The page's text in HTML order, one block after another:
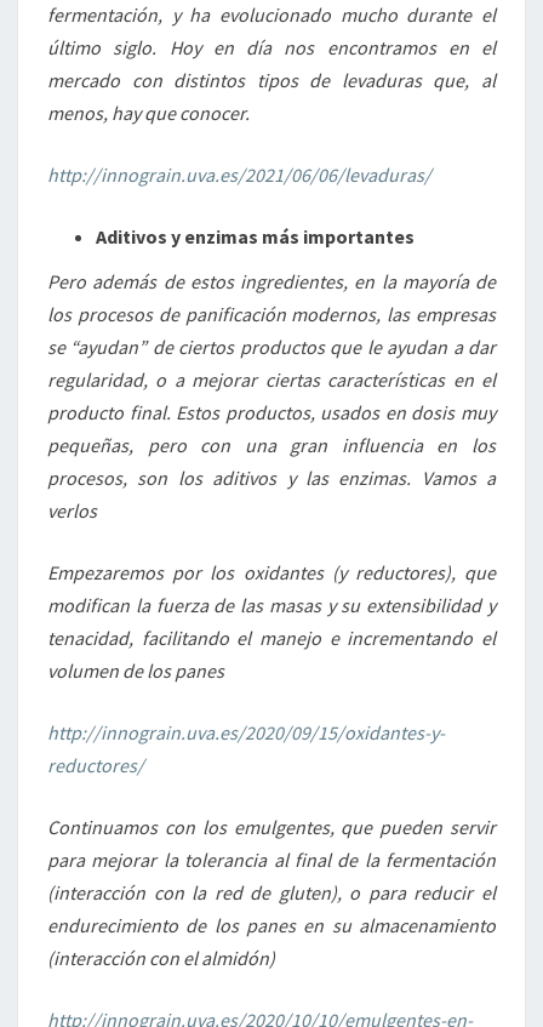
fermentación, y ha evolucionado mucho durante el
último siglo. Hoy en día nos encontramos en el
mercado con distintos tipos de levaduras que, al
menos, hay que conocer.
http://innograin.uva.es/2021/06/06/levaduras/
Aditivos y enzimas más importantes
Pero además de estos ingredientes, en la mayoría de
los procesos de panificación modernos, las empresas
se “ayudan” de ciertos productos que le ayudan a dar
regularidad, o a mejorar ciertas características en el
producto final. Estos productos, usados en dosis muy
pequeñas, pero con una gran influencia en los
procesos, son los aditivos y las enzimas. Vamos a
verlos
Empezaremos por los oxidantes (y reductores), que
modifican la fuerza de las masas y su extensibilidad y
tenacidad, facilitando el manejo e incrementando el
volumen de los panes
http://innograin.uva.es/2020/09/15/oxidantes-y-
reductores/
Continuamos con los emulgentes, que pueden servir
para mejorar la tolerancia al final de la fermentación
(interacción con la red de gluten), o para reducir el
endurecimiento de los panes en su almacenamiento
(interacción con el almidón)
http://innograin.uva.es/2020/10/10/emulgentes-en-